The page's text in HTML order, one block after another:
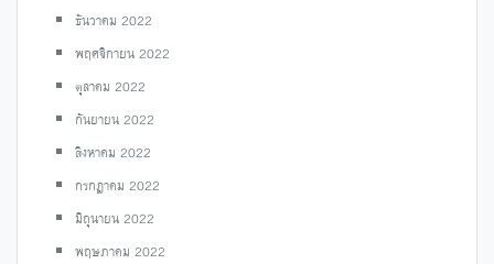
ธันวาคม 2022
พฤศจิกายน 2022
ตุลาคม 2022
กันยายน 2022
สิงหาคม 2022
กรกฎาคม 2022
มิถุนายน 2022
พฤษภาคม 2022